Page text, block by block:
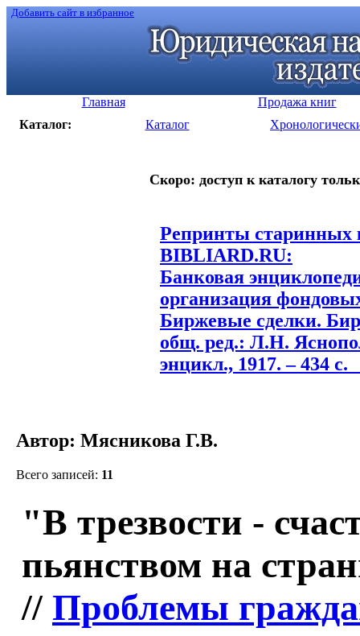
Добавить сайт в избранное
Главная
Продажа книг
Каталог:
Каталог
Скоро: доступ к каталогу
Репринты старинных
BIBLIARD.RU:
Банковая
организация
Биржевые сделки.
общ. ред.: Л.Н.
энцикл., 1917. – 434 с.
Автор: Мясникова Г.В.
Всего записей: 11
"В трезвости -
пьянством на
// Проблемы